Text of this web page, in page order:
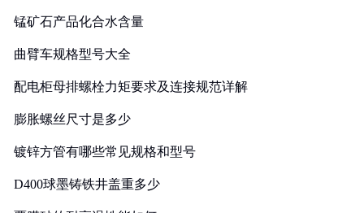
锰矿石产品化合水含量
曲臂车规格型号大全
配电柜母排螺栓力矩要求及连接规范详解
膨胀螺丝尺寸是多少
镀锌方管有哪些常见规格和型号
D400球墨铸铁井盖重多少